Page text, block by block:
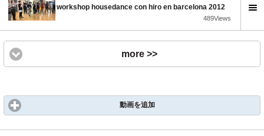
workshop housedance con hiro en barcelona 2012
489Views
more >>
動画を追加